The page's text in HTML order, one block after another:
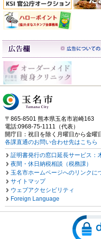
〒865-8501 熊本県玉名市岩崎163
電話:0968-75-1111（代表）
開庁日：祝日を除く月曜日から金曜
各課直通のお問い合わせ先はこちら
証明書発行の窓口延長サービス：
夜間・休日納税相談（税務課）
玉名市ホームページへのリンクに
サイトマップ
ウェブアクセシビリティ
Foreign Language